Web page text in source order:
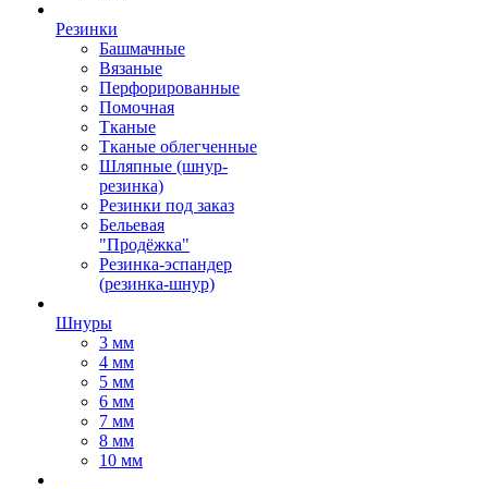
Резинки
Башмачные
Вязаные
Перфорированные
Помочная
Тканые
Тканые облегченные
Шляпные (шнур-
резинка)
Резинки под заказ
Бельевая
"Продёжка"
Резинка-эспандер
(резинка-шнур)
Шнуры
3 мм
4 мм
5 мм
6 мм
7 мм
8 мм
10 мм